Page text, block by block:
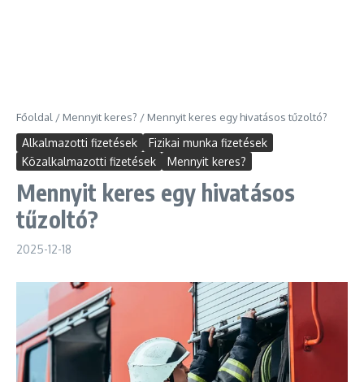
Főoldal / Mennyit keres? / Mennyit keres egy hivatásos tűzoltó?
Alkalmazotti fizetések
Fizikai munka fizetések
Közalkalmazotti fizetések
Mennyit keres?
Mennyit keres egy hivatásos
tűzoltó?
2025-12-18